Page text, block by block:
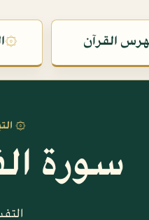
القرآن ۞
۞
سورة